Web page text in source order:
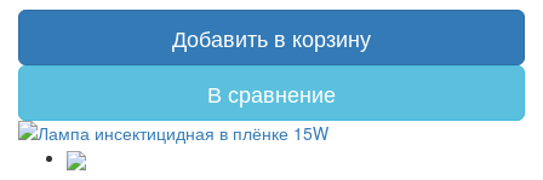
Добавить в корзину
В сравнение